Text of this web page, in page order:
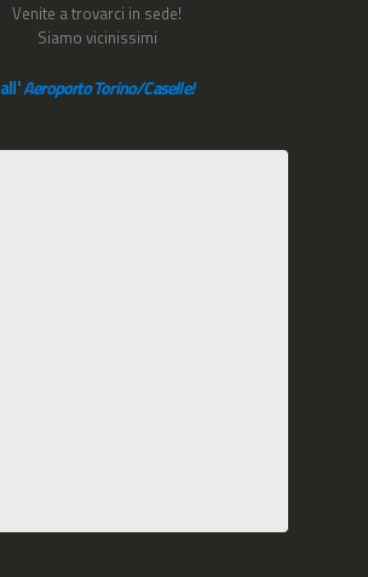
Venite a trovarci in sede!
Siamo vicinissimi
all'Aeroporto Torino/Caselle!